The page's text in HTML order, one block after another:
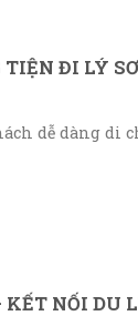
TIỆN ĐI LÝ
dễ dàng di
NỐI DU